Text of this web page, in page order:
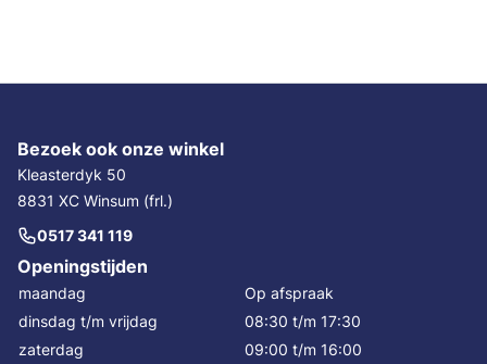
Bezoek ook onze winkel
Kleasterdyk 50
8831 XC Winsum (frl.)
0517 341 119
Openingstijden
maandag
Op afspraak
dinsdag t/m vrijdag
08:30 t/m 17:30
zaterdag
09:00 t/m 16:00